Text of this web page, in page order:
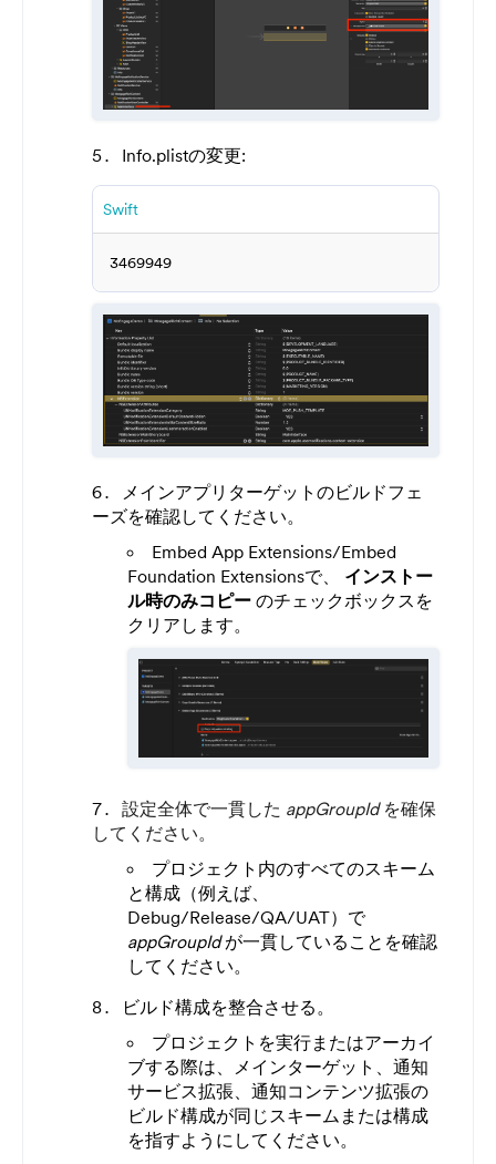
Info.plistの変更:
Swift
3469949
メインアプリターゲットのビルドフェ
ーズを確認してください。
Embed App Extensions/Embed
Foundation Extensionsで、 インストー
ル時のみコピー のチェックボックスを
クリアします。
設定全体で一貫した appGroupId を確保
してください。
プロジェクト内のすべてのスキーム
と構成（例えば、
Debug/Release/QA/UAT）で
appGroupIdが一貫していることを確認
してください。
ビルド構成を整合させる。
プロジェクトを実行またはアーカイ
ブする際は、メインターゲット、通知
サービス拡張、通知コンテンツ拡張の
ビルド構成が同じスキームまたは構成
を指すようにしてください。